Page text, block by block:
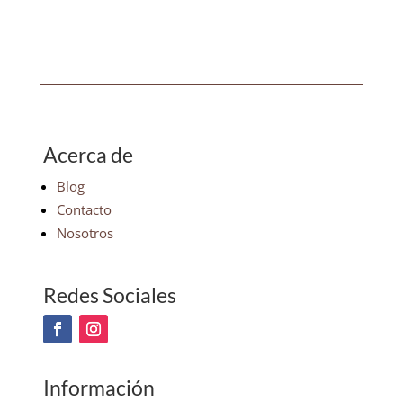
Acerca de
Blog
Contacto
Nosotros
Redes Sociales
Información